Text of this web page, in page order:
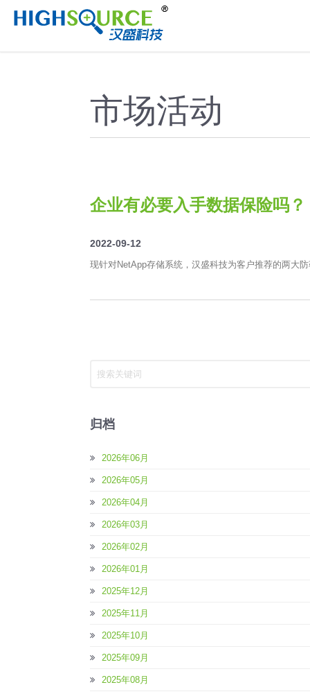
市场活动
企业有必要入手数据保险吗？
2022-09-12
现针对NetApp存储系统，汉盛科技为客户推荐的两大
归档
2026年06月
2026年05月
2026年04月
2026年03月
2026年02月
2026年01月
2025年12月
2025年11月
2025年10月
2025年09月
2025年08月